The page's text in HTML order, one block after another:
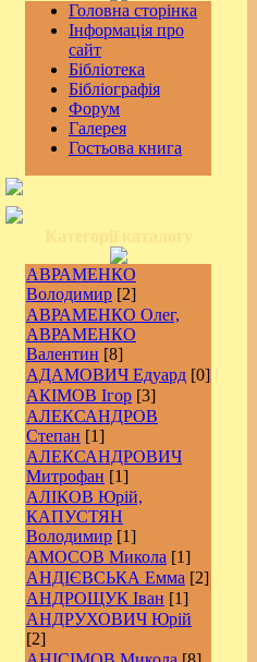
Головна сторінка
Інформація про
сайт
Бібліотека
Бібліографія
Форум
Галерея
Гостьова книга
АВРАМЕНКО
Володимир [2]
АВРАМЕНКО Олег,
АВРАМЕНКО
Валентин [8]
АДАМОВИЧ Едуард [0]
АКІМОВ Ігор [3]
АЛЕКСАНДРОВ
Степан [1]
АЛЕКСАНДРОВИЧ
Митрофан [1]
АЛІКОВ Юрій,
КАПУСТЯН
Володимир [1]
АМОСОВ Микола [1]
АНДІЄВСЬКА Емма [2]
АНДРОЩУК Іван [1]
АНДРУХОВИЧ Юрій
[2]